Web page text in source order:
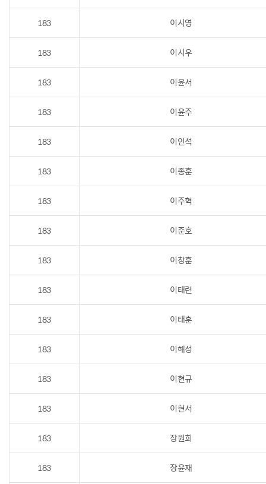
183 이시영
183 이시우
183 이윤서
183 이윤주
183 이인석
183 이종훈
183 이주혁
183 이준호
183 이창훈
183 이태련
183 이태훈
183 이해성
183 이현규
183 이현서
183 장원희
183 장윤재